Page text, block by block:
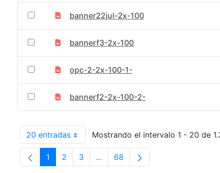
banner22jul-2x-100
bannerf3-2x-100
opc-2-2x-100-1-
bannerf2-2x-100-2-
20 entradasPor páginaMostrando el intervalo 1 - 20 de
Página
1 Página
2 Página
3 ...Páginas intermedias Use TAB
Página
68